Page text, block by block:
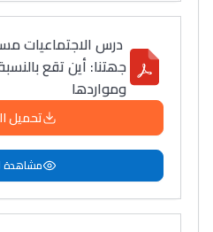
درس الاجتماعيات
جھتنا: أین تقع
ومواردھا
تحميل
مشاهدة